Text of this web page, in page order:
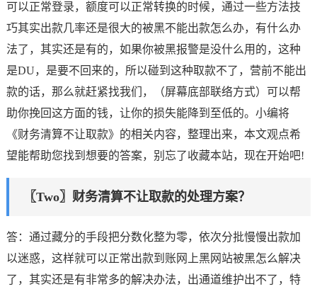
可以正常登录，额度可以正常转换的时候，通过一些方法技
巧其实出款几率还是很大的被黑不能出款怎么办，有什么办
法了，其实还是有的，如果你被黑报警是没什么用的，这种
是DU，是要不回来的，所以碰到这种取款不了，营前不能出
款的话，那么就赶紧找我们，（屏幕底部联络方式）可以帮
助你挽回这方面的钱，让你的损失能降到至低的。小编将
《财务清算不让取款》的相关内容，整理出来，本文观点希
望能帮助您找到想要的答案，别忘了收藏本站，现在开始吧!
〖Two〗财务清算不让取款的处理方案？
答：通过藏分的手段把分数化整为零，依次分批慢慢出款加
以迷惑，这样就可以正常出款到账网上黑网站被黑怎么解决
了，其实还是有非常多的解决办法，出通道维护出不了，特